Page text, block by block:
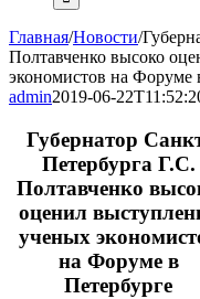
Главная/Новости/
Полтавченко высоко
экономистов на Форуме
admin2019-06-
Губернатор
Петербурга Г.С.
Полтавченко
оценил
ученых
на Форуме в
Петербурге